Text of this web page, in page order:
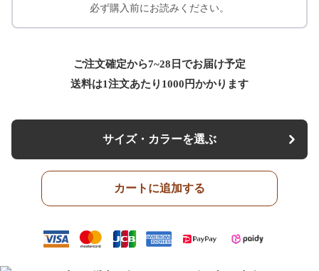
必ず購入前にお読みください。
ご注文確定から7~28日でお届け予定
送料は1注文あたり 1000 円かかります
サイズ・カラーを選ぶ
カートに追加する